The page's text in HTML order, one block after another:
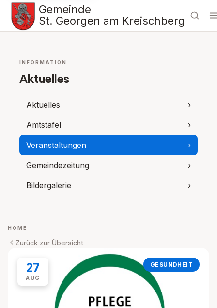
Gemeinde
St. Georgen am Kreischberg
INFORMATION
Aktuelles
Aktuelles ›
Amtstafel ›
Veranstaltungen ›
Gemeindezeitung ›
Bildergalerie ›
HOME
Zurück zur Übersicht
27
AUG
GESUNDHEIT